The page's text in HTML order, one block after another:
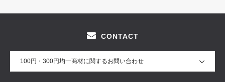
CONTACT
100円・300円均一商材に関するお問い合わせ